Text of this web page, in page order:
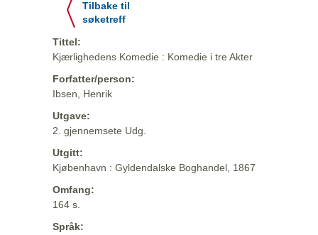
Tilbake til
søketreff
Tittel:
Kjærlighedens Komedie : Komedie i tre Akter
Forfatter/person:
Ibsen, Henrik
Utgave:
2. gjennemsete Udg.
Utgitt:
Kjøbenhavn : Gyldendalske Boghandel, 1867
Omfang:
164 s.
Språk: